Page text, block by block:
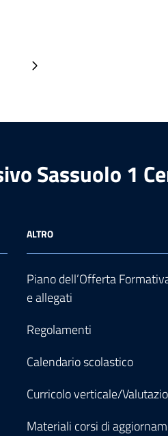
Pagina successiva
Sassuolo 1
ALTRO
Piano dell’Offerta
e allegati
Regolamenti
Calendario scolastico
Curricolo verticale/
Materiali corsi di